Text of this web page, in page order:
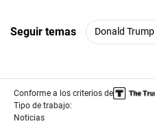
Seguir temas Donald Trump
Conforme a los criterios de
Tipo de trabajo:
Noticias